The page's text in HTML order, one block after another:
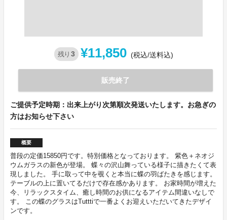
残り 3 ¥11,850 (税込/送料込)
販売終了
ご提供予定時期：出来上がり次第順次発送いたします。お急ぎの
方はお知らせ下さい
概要
普段の定価15850円です。特別価格となっております。 紫色＋ネオジ
ウムガラスの新色が登場。 蝶々の沢山舞っている様子に描きたくて表
現しました。 手に取って中を覗くと本当に蝶の羽ばたきを感じます。
テーブルの上に置いてるだけで存在感かあります。 お家時間が増えた
今、リラックスタイム、癒し時間のお供になるアイテム間違いなしで
す。 この蝶のグラスはTutttiで一番よくお迎えいただいてきたデザイ
ンです。